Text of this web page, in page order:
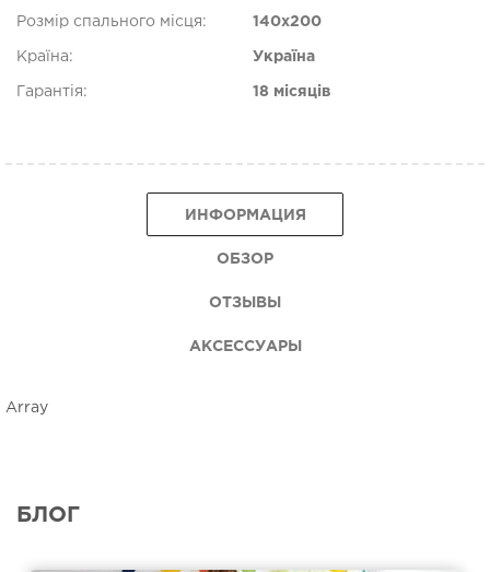
Розмір спального місця: 140х200
Країна: Україна
Гарантія: 18 місяців
ИНФОРМАЦИЯ
ОБЗОР
ОТЗЫВЫ
АКСЕССУАРЫ
Array
БЛОГ